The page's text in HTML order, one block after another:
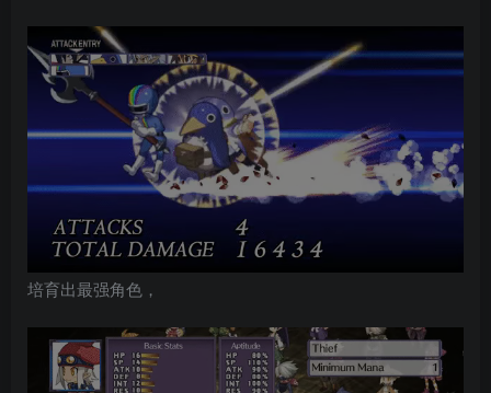
培育出最强角色，